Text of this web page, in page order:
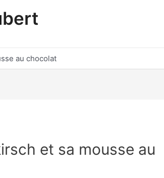
au chocolat
et sa mousse au